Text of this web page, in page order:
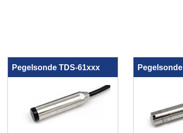
Pegelsonde TDS-61xxx